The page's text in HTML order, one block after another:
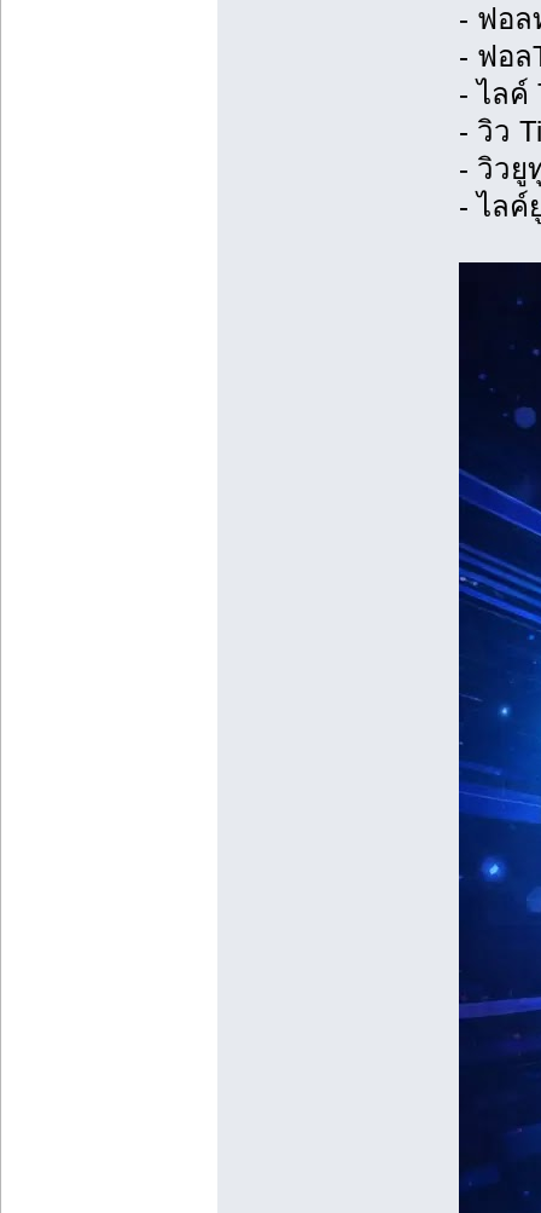
- ฟอล
- ฟอล
- ไลค์​
- วิว​
- วิวยู
- ไลค์